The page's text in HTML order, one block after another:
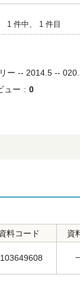
1 件中、 1 件目
ー -- 2014.5 --
ュー 0
料コード 資